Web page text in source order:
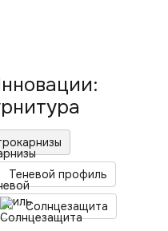
Теневой профиль
Солнцезащита